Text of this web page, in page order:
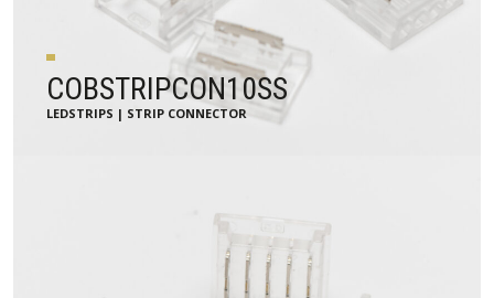
COBSTRIPCON10SS
LEDSTRIPS | STRIP CONNECTOR